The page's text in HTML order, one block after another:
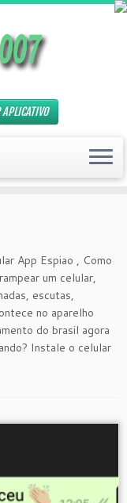
App Espiao , Como
um celular,
escutas,
no aparelho
do brasil agora
Instale o celular